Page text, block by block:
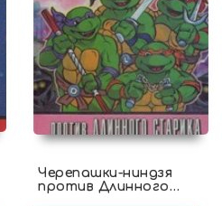
Черепашки-ниндзя
против Длинного